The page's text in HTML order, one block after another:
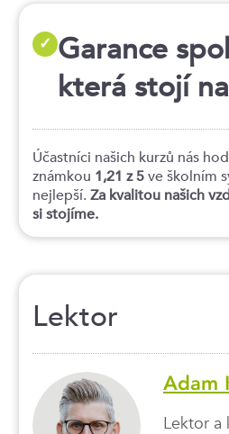
✓ Garance
která stojí
Účastníci našich kurzů nás
známkou 1,21 z 5ve školním
nejlepší. Za kvalitou našich
si stojíme.
Lektor
Adam
Lektor a